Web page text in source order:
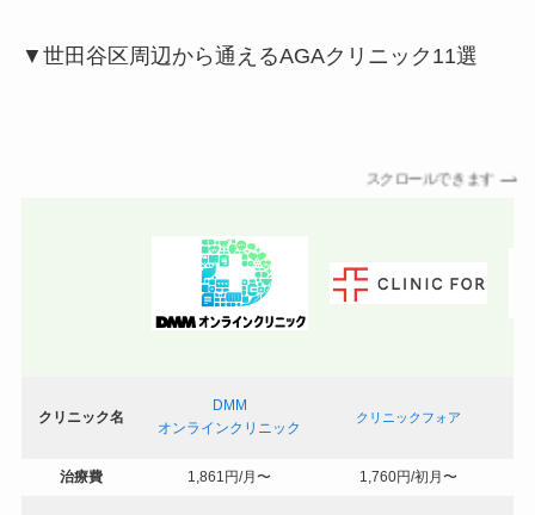
▼世田谷区周辺から通えるAGAクリニック11選
スクロールできます
クリニック名
DMM
オンラインクリニック
クリニックフォア
治療費 1,861円/月〜 1,760円/初月〜